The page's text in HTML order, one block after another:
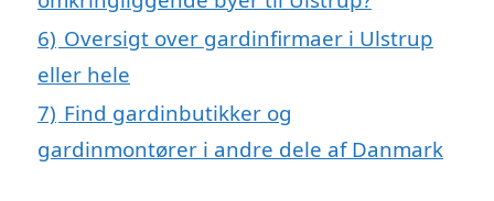
6) Oversigt over gardinfirmaer i Ulstrup
eller hele
7) Find gardinbutikker og
gardinmontører i andre dele af Danmark